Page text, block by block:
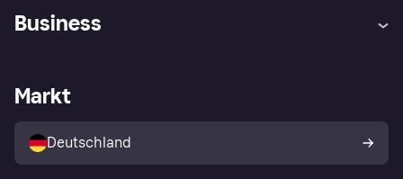
Klarna App
Shops entdecken
Käuferschutzrichtlinie
Dein Widerrufsrecht
Business
Händlerportal
Markt
Deutschland